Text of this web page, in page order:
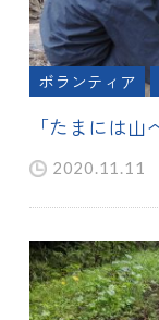
ボランティア
「たまには
2020.11.11